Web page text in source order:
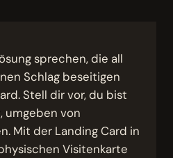
sprechen, die all
Schlag beseitigen
Stell dir vor, du bist
umgeben von
Mit der Landing Card in
Visitenkarte